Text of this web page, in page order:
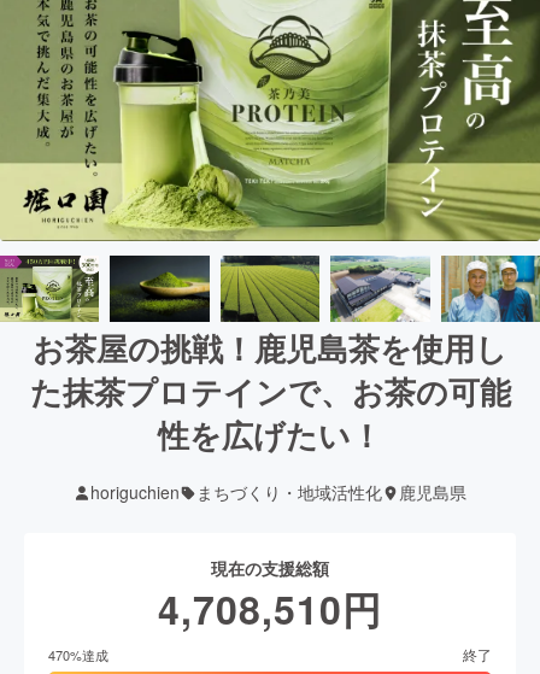
お茶屋の挑戦！鹿児島茶を使用し
た抹茶プロテインで、お茶の可能
性を広げたい！
horiguchien まちづくり・地域活性化 鹿児島県
現在の支援総額
4,708,510円
470%達成 終了